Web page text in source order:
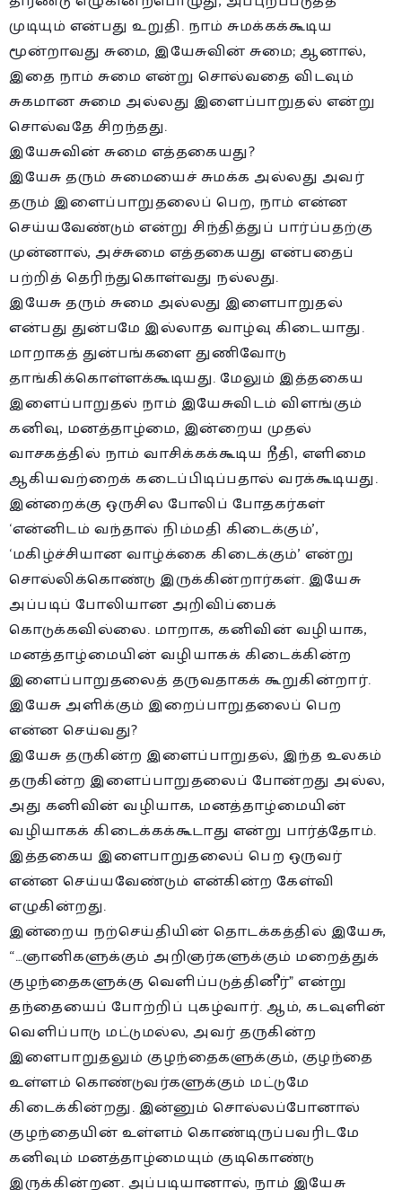
முடியும் என்பது உறுதி. நாம் சுமக்கக்கூடிய
மூன்றாவது சுமை, இயேசுவின் சுமை; ஆனால்,
இதை நாம் சுமை என்று சொல்வதை விடவும்
சுகமான சுமை அல்லது இளைப்பாறுதல் என்று
சொல்வதே சிறந்தது.
இயேசுவின் சுமை எத்தகையது?
இயேசு தரும் சுமையைச் சுமக்க அல்லது அவர்
தரும் இளைப்பாறுதலைப் பெற, நாம் என்ன
செய்யவேண்டும் என்று சிந்தித்துப் பார்ப்பதற்கு
முன்னால், அச்சுமை எத்தகையது என்பதைப்
பற்றித் தெரிந்துகொள்வது நல்லது.
இயேசு தரும் சுமை அல்லது இளைபாறுதல்
என்பது துன்பமே இல்லாத வாழ்வு கிடையாது.
மாறாகத் துன்பங்களை துணிவோடு
தாங்கிக்கொள்ளக்கூடியது. மேலும் இத்தகைய
இளைப்பாறுதல் நாம் இயேசுவிடம் விளங்கும்
கனிவு, மனத்தாழ்மை, இன்றைய முதல்
வாசகத்தில் நாம் வாசிக்கக்கூடிய நீதி, எளிமை
ஆகியவற்றைக் கடைப்பிடிப்பதால் வரக்கூடியது.
இன்றைக்கு ஒருசில போலிப் போதகர்கள்
‘என்னிடம் வந்தால் நிம்மதி கிடைக்கும்’,
‘மகிழ்ச்சியான வாழ்க்கை கிடைக்கும்’ என்று
சொல்லிக்கொண்டு இருக்கின்றார்கள். இயேசு
அப்படிப் போலியான அறிவிப்பைக்
கொடுக்கவில்லை. மாறாக, கனிவின் வழியாக,
மனத்தாழ்மையின் வழியாகக் கிடைக்கின்ற
இளைப்பாறுதலைத் தருவதாகக் கூறுகின்றார்.
இயேசு அளிக்கும் இறைப்பாறுதலைப் பெற
என்ன செய்வது?
இயேசு தருகின்ற இளைப்பாறுதல், இந்த உலகம்
தருகின்ற இளைப்பாறுதலைப் போன்றது அல்ல,
அது கனிவின் வழியாக, மனத்தாழ்மையின்
வழியாகக் கிடைக்கக்கூடாது என்று பார்த்தோம்.
இத்தகைய இளைபாறுதலைப் பெற ஒருவர்
என்ன செய்யவேண்டும் என்கின்ற கேள்வி
எழுகின்றது.
இன்றைய நற்செய்தியின் தொடக்கத்தில் இயேசு,
“…ஞானிகளுக்கும் அறிஞர்களுக்கும் மறைத்துக்
குழந்தைகளுக்கு வெளிப்படுத்தினீர்” என்று
தந்தையைப் போற்றிப் புகழ்வார். ஆம், கடவுளின்
வெளிப்பாடு மட்டுமல்ல, அவர் தருகின்ற
இளைபாறுதலும் குழந்தைகளுக்கும், குழந்தை
உள்ளம் கொண்டுவர்களுக்கும் மட்டுமே
கிடைக்கின்றது. இன்னும் சொல்லப்போனால்
குழந்தையின் உள்ளம் கொண்டிருப்பவரிடமே
கனிவும் மனத்தாழ்மையும் குடிகொண்டு
இருக்கின்றன. அப்படியானால், நாம் இயேசு